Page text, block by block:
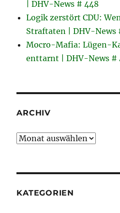
| DHV-News # 448
Logik zerstört CDU:
Straftaten | DHV-News
Mocro-Mafia: Lügen-
enttarnt | DHV-News #
ARCHIV
Archiv
KATEGORIEN